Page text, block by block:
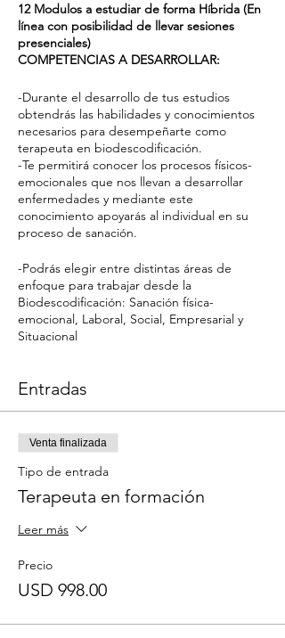
12 Modulos a estudiar de forma Híbrida (En
línea con posibilidad de llevar sesiones
presenciales)
COMPETENCIAS A DESARROLLAR:
-Durante el desarrollo de tus estudios
obtendrás las habilidades y conocimientos
necesarios para desempeñarte como
terapeuta en biodescodificación.
-Te permitirá conocer los procesos físicos-
emocionales que nos llevan a desarrollar
enfermedades y mediante este
conocimiento apoyarás al individual en su
proceso de sanación.
-Podrás elegir entre distintas áreas de
enfoque para trabajar desde la
Biodescodificación: Sanación física-
emocional, Laboral, Social, Empresarial y
Situacional
Entradas
Venta finalizada
Tipo de entrada
Terapeuta en formación
Leer más
Precio
USD 998.00